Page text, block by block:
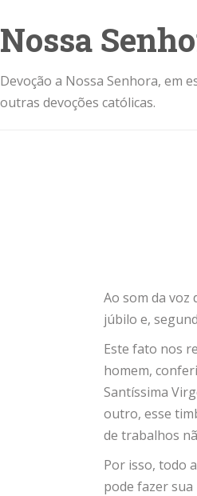
Nossa
Devoção a Nossa Senhora, em
outras devoções católicas.
Ao som da voz
júbilo e,
Este fato nos
homem,
Santíssima
outro, esse
de trabalhos
Por isso, todo
pode fazer sua